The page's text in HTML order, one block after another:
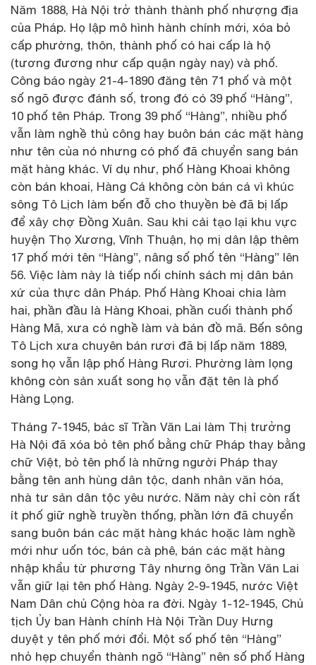
Năm 1888, Hà Nội trở thành thành phố nhượng địa
của Pháp. Họ lập mô hình hành chính mới, xóa bỏ
cấp phường, thôn, thành phố có hai cấp là hộ
(tương đương như cấp quận ngày nay) và phố.
Công báo ngày 21-4-1890 đăng tên 71 phố và một
số ngõ được đánh số, trong đó có 39 phố “Hàng”,
10 phố tên Pháp. Trong 39 phố “Hàng”, nhiều phố
vẫn làm nghề thủ công hay buôn bán các mặt hàng
như tên của nó nhưng có phố đã chuyển sang bán
mặt hàng khác. Ví dụ như, phố Hàng Khoai không
còn bán khoai, Hàng Cá không còn bán cá vì khúc
sông Tô Lịch làm bến đỗ cho thuyền bè đã bị lấp
để xây chợ Đồng Xuân. Sau khi cải tạo lại khu vực
huyện Thọ Xương, Vĩnh Thuận, họ mị dân lập thêm
17 phố mới tên “Hàng”, nâng số phố tên “Hàng” lên
56. Việc làm này là tiếp nối chính sách mị dân bản
xứ của thực dân Pháp. Phố Hàng Khoai chia làm
hai, phần đầu là Hàng Khoai, phần cuối thành phố
Hàng Mã, xưa có nghề làm và bán đồ mã. Bến sông
Tô Lịch xưa chuyên bán rươi đã bị lấp năm 1889,
song họ vẫn lập phố Hàng Rươi. Phường làm lọng
không còn sản xuất song họ vẫn đặt tên là phố
Hàng Lọng.
Tháng 7-1945, bác sĩ Trần Văn Lai làm Thị trưởng
Hà Nội đã xóa bỏ tên phố bằng chữ Pháp thay bằng
chữ Việt, bỏ tên phố là những người Pháp thay
bằng tên anh hùng dân tộc, danh nhân văn hóa,
nhà tư sản dân tộc yêu nước. Năm này chỉ còn rất
ít phố giữ nghề truyền thống, phần lớn đã chuyển
sang buôn bán các mặt hàng khác hoặc làm nghề
mới như uốn tóc, bán cà phê, bán các mặt hàng
nhập khẩu từ phương Tây nhưng ông Trần Văn Lai
vẫn giữ lại tên phố Hàng. Ngày 2-9-1945, nước Việt
Nam Dân chủ Cộng hòa ra đời. Ngày 1-12-1945, Chủ
tịch Ủy ban Hành chính Hà Nội Trần Duy Hưng
duyệt y tên phố mới đổi. Một số phố tên “Hàng”
nhỏ hẹp chuyển thành ngõ “Hàng” nên số phố Hàng